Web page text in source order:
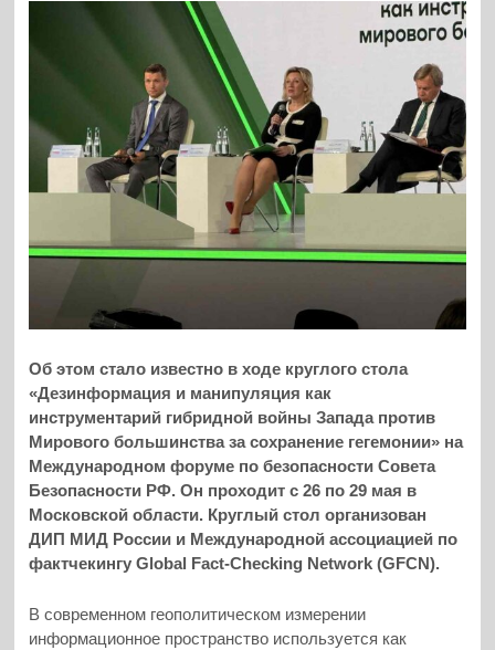
Об этом стало известно в ходе круглого стола
«Дезинформация и манипуляция как
инструментарий гибридной войны Запада против
Мирового большинства за сохранение гегемонии» на
Международном форуме по безопасности Совета
Безопасности РФ. Он проходит с 26 по 29 мая в
Московской области. Круглый стол организован
ДИП МИД России и Международной ассоциацией по
фактчекингу Global Fact-Checking Network (GFCN).
В современном геополитическом измерении
информационное пространство используется как